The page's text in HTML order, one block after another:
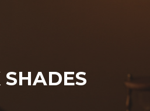
SHADES